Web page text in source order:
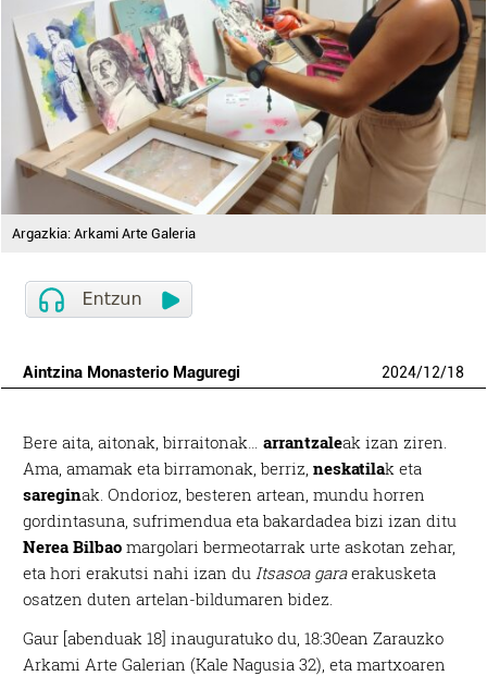
Argazkia: Arkami Arte Galeria
Aintzina Monasterio Maguregi 2024/12/18
Bere aita, aitonak, birraitonak…arrantzaleak izan ziren.
Ama, amamak eta birramonak, berriz,neskatilak eta
sareginak. Ondorioz, besteren artean, mundu horren
gordintasuna, sufrimendua eta bakardadea bizi izan ditu
Nerea Bilbao margolari bermeotarrak urte askotan zehar,
eta hori erakutsi nahi izan du Itsasoa garaerakusketa
osatzen duten artelan-bildumaren bidez.
Gaur [abenduak 18] inauguratuko du, 18:30ean Zarauzko
Arkami Arte Galerian (Kale Nagusia 32), eta martxoaren